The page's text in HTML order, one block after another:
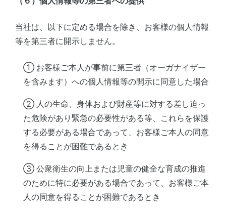
当社は、以下に定める場合を除き、お客様の個人情報
等を第三者に開示しません。
① お客様ご本人が事前に第三者（オーガナイザー
を含みます）への個人情報等の開示に同意した場合
② 人の生命、身体および財産等に対する差し迫っ
た危険があり緊急の必要性がある等、これらを保護
する必要がある場合であって、お客様ご本人の同意
を得ることが困難であるとき
③ 公衆衛生の向上または児童の健全な育成の推進
のために特に必要がある場合であって、お客様ご本
人の同意を得ることが困難であるとき